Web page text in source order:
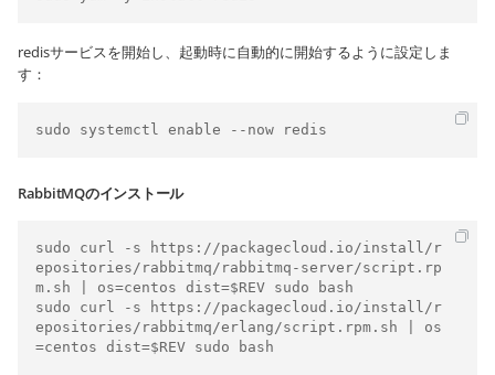
redisサービスを開始し、起動時に自動的に開始するように設定しま
す：
RabbitMQのインストール
sudo curl -s https://packagecloud.io/install/r
epositories/rabbitmq/rabbitmq-server/script.rp
m.sh | os=centos dist=$REV sudo bash
sudo curl -s https://packagecloud.io/install/r
epositories/rabbitmq/erlang/script.rpm.sh | os